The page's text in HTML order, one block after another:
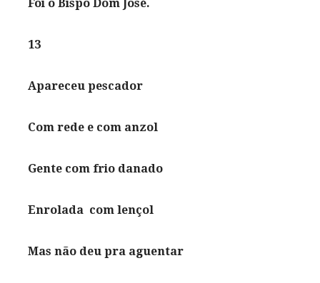
Foi o Bispo Dom José.
13
Apareceu pescador
Com rede e com anzol
Gente com frio danado
Enrolada com lençol
Mas não deu pra aguentar